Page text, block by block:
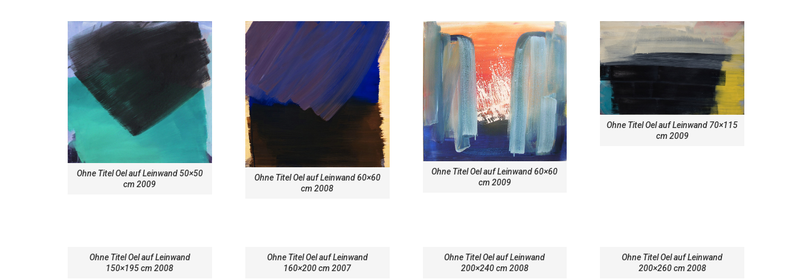
Ohne Titel Oel auf Leinwand 50×50
cm 2009
Ohne Titel Oel auf Leinwand 60×60
cm 2008
Ohne Titel Oel auf Leinwand 60×60
cm 2009
Ohne Titel Oel auf Leinwand 70×115
cm 2009
Ohne Titel Oel auf Leinwand
150×195 cm 2008
Ohne Titel Oel auf Leinwand
160×200 cm 2007
Ohne Titel Oel auf Leinwand
200×240 cm 2008
Ohne Titel Oel auf Leinwand
200×260 cm 2008